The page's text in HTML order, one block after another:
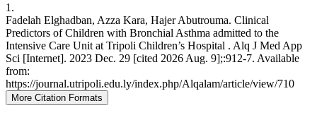
1.
Fadelah Elghadban, Azza Kara, Hajer Abutrouma. Clinical
Predictors of Children with Bronchial Asthma admitted to the
Intensive Care Unit at Tripoli Children’s Hospital . Alq J Med App
Sci [Internet]. 2023 Dec. 29 [cited 2026 Aug. 9];:912-7. Available
from:
https://journal.utripoli.edu.ly/index.php/Alqalam/article/view/710
More Citation Formats